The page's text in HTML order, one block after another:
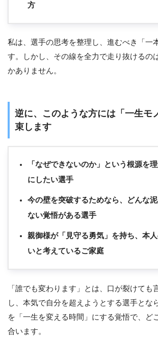
方
私は、選手の思考を整理し、進むべき「一
す。しかし、その線を全力で走り抜けるの
かありません。
逆に、このような方には「一生モ
束します
「なぜできないのか」という根源を
にしたい選手
今の壁を突破するためなら、どんな
ない覚悟がある選手
親御様が「見守る勇気」を持ち、本
いと考えているご家庭
「誰でも変わります」とは、口が裂けても
し、本気で自分を超えようとする選手とな
を「一生を変える時間」にする覚悟で、ど
合います。